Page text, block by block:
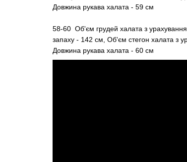
Довжина рукава халата - 59 см
58-60 Об'єм грудей халата з
запаху - 142 см, Об'єм стегон халата з
Довжина рукава халата - 60 см